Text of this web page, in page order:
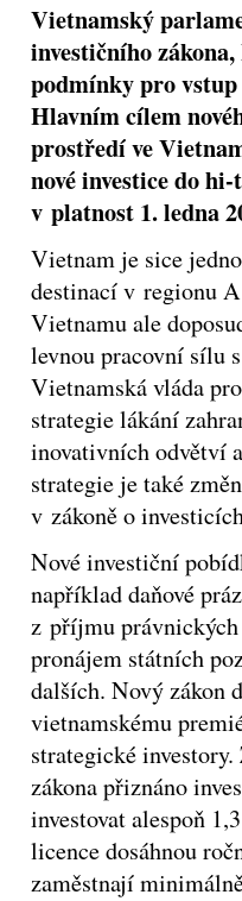
Vietnamský
investičního
podmínky pro
Hlavním cílem
prostředí ve
nové investice do
v platnost 1. ledna
Vietnam je sice
destinací v regionu
Vietnamu ale
levnou pracovní sílu
Vietnamská vláda
strategie lákání
inovativních odvětví
strategie je také
v zákoně o
Nové investiční
například daňové
z příjmu právnických
pronájem státních
dalších. Nový zákon
vietnamskému
strategické
zákona přiznáno
investovat alespoň
licence dosáhnou
zaměstnají